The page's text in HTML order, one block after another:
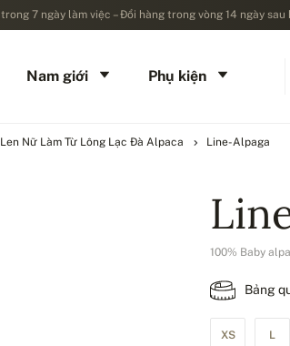
7 ngày làm việc – Đổi hàng trong vòng 14 ngày sau
Nam giới Phụ kiện
Nữ Làm Từ Lông Lạc Đà Alpaca Line-Alpaga
100% Baby
Bảng
XS L